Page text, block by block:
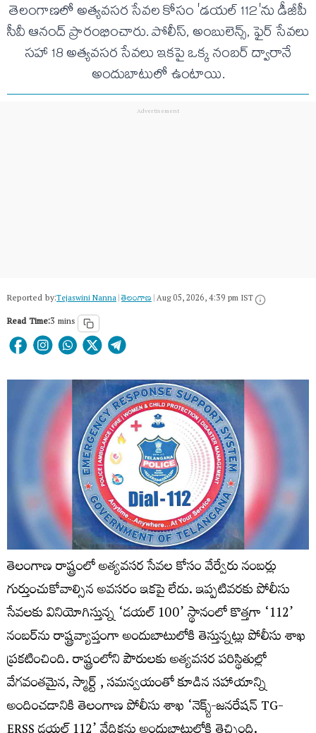
తెలంగాణలో అత్యవసర సేవల కోసం 'డయల్ 112'ను డీజీపీ
సీవీ ఆనంద్ ప్రారంభించారు. పోలీస్, అంబులెన్స్, ఫైర్ సేవలు
సహా 18 అత్యవసర సేవలు ఇకపై ఒక్క నంబర్ ద్వారానే
అందుబాటులో ఉంటాయి.
Reported by:Tejaswini Nanna|తెలంగాణ‌|Aug 05, 2026, 4:39 pm IST
Read Time:3 mins
తెలంగాణ రాష్ట్రంలో అత్యవసర సేవల కోసం వేర్వేరు నంబర్లు
గుర్తుంచుకోవాల్సిన అవసరం ఇకపై లేదు. ఇప్పటివరకు పోలీసు
సేవలకు వినియోగిస్తున్న ‘డయల్ 100’ స్థానంలో కొత్తగా ‘112’
నంబర్‌ను రాష్ట్రవ్యాప్తంగా అందుబాటులోకి తెస్తున్నట్లు పోలీసు శాఖ
ప్రకటించింది. రాష్ట్రంలోని పౌరులకు అత్యవసర పరిస్థితుల్లో
వేగవంతమైన, స్మార్ట్ , సమన్వయంతో కూడిన సహాయాన్ని
అందించడానికి తెలంగాణ పోలీసు శాఖ ‘నెక్స్ట్-జనరేషన్ TG-